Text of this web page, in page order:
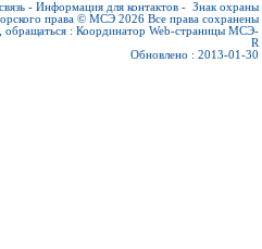
- Информация для контактов - Знак охраны
права © МСЭ 2026 Все права сохранены
обращаться : Координатор Web-страницы МСЭ-
R
Обновлено : 2013-01-30